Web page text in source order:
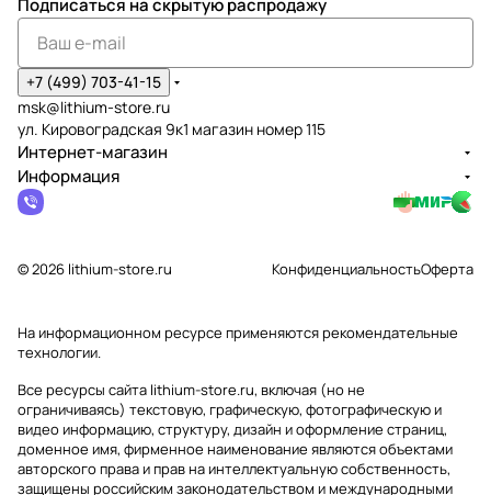
Подписаться на скрытую распродажу
+7 (499) 703-41-15
msk@lithium-store.ru
ул. Кировоградская 9к1 магазин номер 115
Интернет-магазин
Информация
© 2026 lithium-store.ru КонфиденциальностьОферта
На информационном ресурсе применяютсярекомендательные
технологии.
Все ресурсы сайта lithium-store.ru, включая (но не
ограничиваясь) текстовую, графическую, фотографическую и
видео информацию, структуру, дизайн и оформление страниц,
доменное имя, фирменное наименование являются объектами
авторского права и прав на интеллектуальную собственность,
защищены российским законодательством и международными